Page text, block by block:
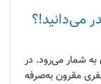
می‌دانید!؟
به شمار می‌رود. در
مقرون به‌صرفه